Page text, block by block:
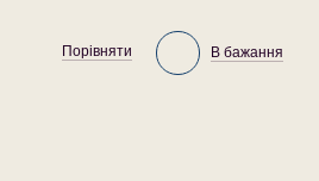
Порівняти В бажання